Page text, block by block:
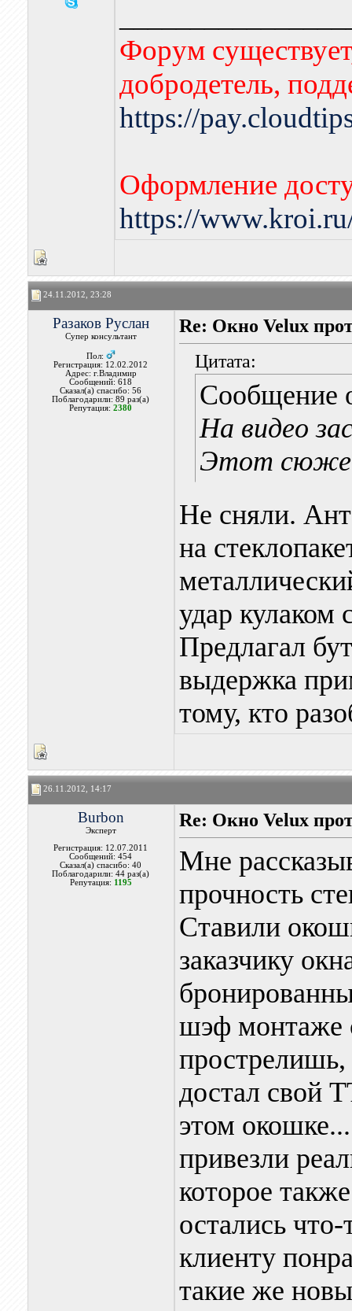
Форум
добродетель,
https://
Оформление
https://
24.11.2012, 23:28
Разаков Руслан
Супер консультант
Пол:
Регистрация: 12.02.2012
Адрес: г.Владимир
Сообщений: 618
Сказал(а) спасибо: 56
Поблагодарили: 89 раз(а)
Репутация:2380
Re: Окно Velux
Цитата:
Сообщение
На видео
Этот
Не сняли.
на
удар кулаком
Предлагал
выдержка
тому, кто
26.11.2012, 14:17
Burbon
Эксперт
Регистрация: 12.07.2011
Сообщений: 454
Сказал(а) спасибо: 40
Поблагодарили: 44 раз(а)
Репутация: 1195
Re: Окно Velux
Мне
прочность
Ставили
заказчику
шэф монтаже
прострелишь,
достал свой
этом
привезли
которое
остались
клиенту
такие же